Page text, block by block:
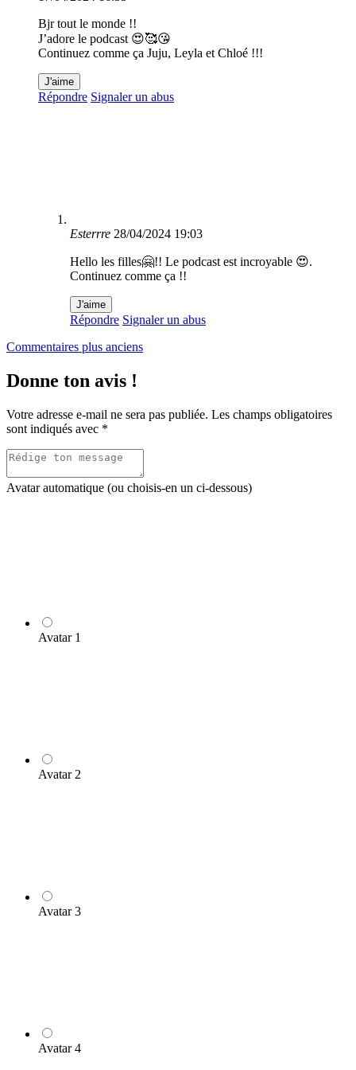
Bjr tout le monde !!
J’adore le podcast 😍🥰😘
Continuez comme ça Juju, Leyla et Chloé !!!
J'aime
Répondre Signaler un abus
Esterrre 28/04/2024 19:03
Hello les filles🤗!! Le podcast est incroyable 😍.
Continuez comme ça !!
J'aime
Répondre Signaler un abus
Navigation
dans
les
commentaires
Commentaires plus anciens
Donne ton avis !
Votre adresse e-mail ne sera pas publiée. Les champs obligatoires
sont indiqués avec *
Avatar automatique (ou choisis-en un ci-dessous)
Avatar 1
Avatar 2
Avatar 3
Avatar 4